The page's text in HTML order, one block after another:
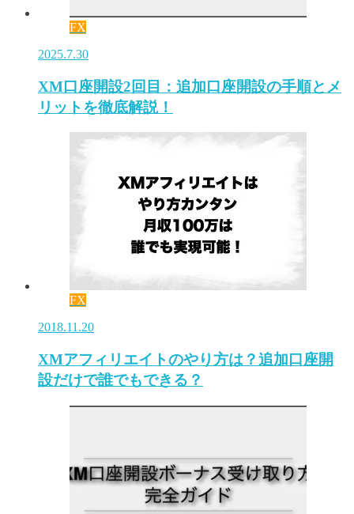
FX
2025.7.30
XM口座開設2回目：追加口座開設の手順とメ
リットを徹底解説！
FX
2018.11.20
XMアフィリエイトのやり方は？追加口座開
設だけで誰でもできる？